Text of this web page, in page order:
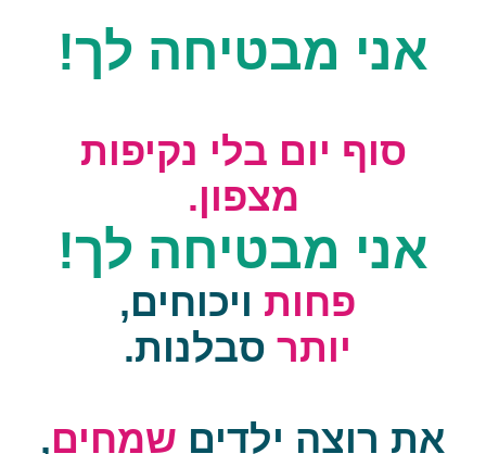
אני מבטיחה לך!
סוף יום בלי נקיפות
מצפון.
אני מבטיחה לך!
פחות ויכוחים,
יותר סבלנות.
את רוצה ילדים שמחים,